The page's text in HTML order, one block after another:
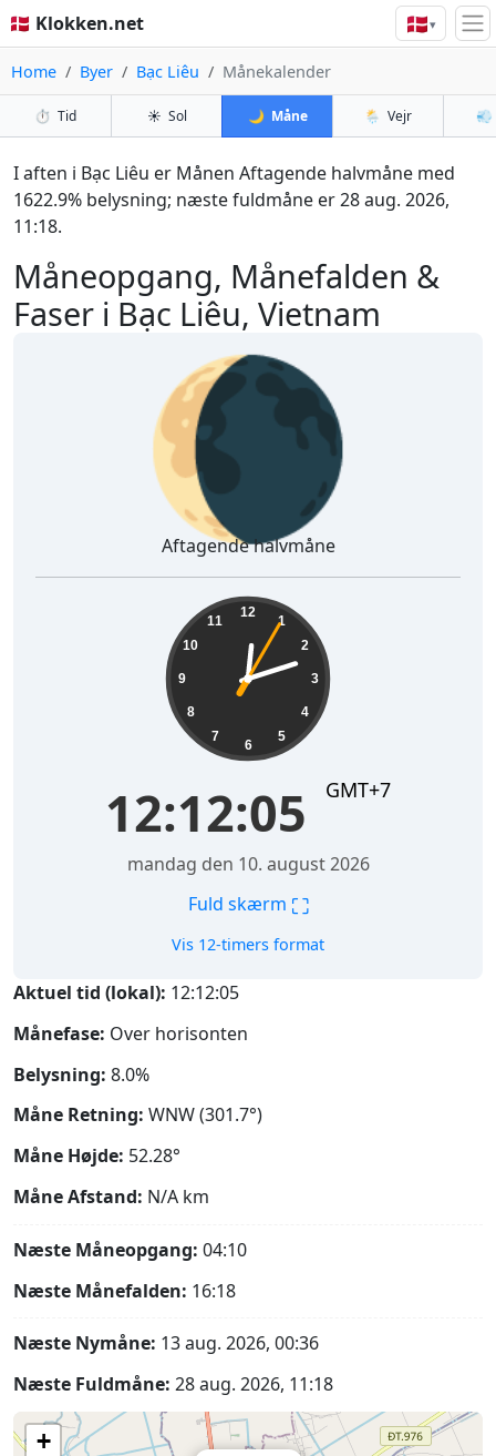
🇩🇰 Klokken.net 🇩🇰▾
Home Byer Bạc Liêu Månekalender
⏱️ Tid ☀️ Sol 🌙 Måne 🌦️ Vejr 💨
Måneopgang, Månefalden &
Faser i Bạc Liêu, Vietnam
I aften i Bạc Liêu er Månen Aftagende halvmåne med
1622.9% belysning; næste fuldmåne er 28 aug. 2026,
11:18.
🌘
Aftagende halvmåne
12
1
2
3
4
5
6
7
8
9
10
11
12:12:06 GMT+7
mandag den 10. august 2026
Fuld skærm ⛶
Vis 12-timers format
Aktuel tid (lokal): 12:12:06
Månefase: Over horisonten
Belysning: 8.0%
Måne Retning: WNW (301.7°)
Måne Højde: 52.28°
Måne Afstand: N/A km
Næste Måneopgang: 04:10
Næste Månefalden: 16:18
Næste Nymåne: 13 aug. 2026, 00:36
Næste Fuldmåne: 28 aug. 2026, 11:18
+